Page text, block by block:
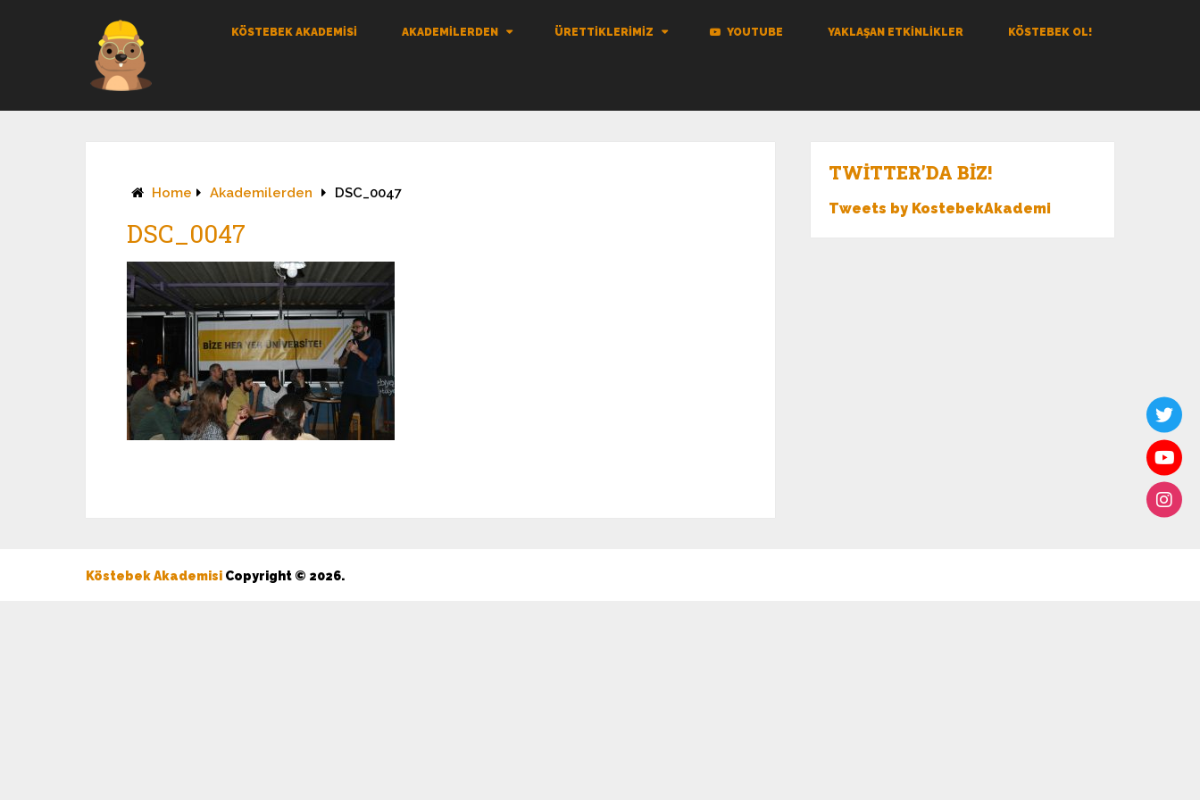
KÖSTEBEK AKADEMİSİ AKADEMILERDEN ÜRETTIKLERIMIZ YOUTUBE YAKLAŞAN ETKINLIKLER KÖSTEBEK OL!
Home Akademilerden DSC_0047
DSC_0047
TWITTER’DA BIZ!
Tweets by KostebekAkademi
Köstebek Akademisi Copyright © 2026.